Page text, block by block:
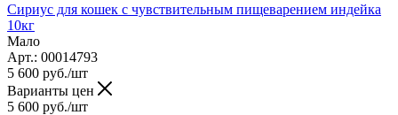
Сириус для кошек с чувствительным пищеварением индейка
10кг
Мало
Арт.: 00014793
5 600 руб./шт
Варианты цен
5 600 руб./шт